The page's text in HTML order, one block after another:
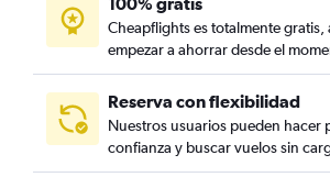
Cheapflights es totalmente gratis,
empezar a ahorrar desde el
Reserva con flexibilidad
Nuestros usuarios pueden hacer
confianza y buscar vuelos sin